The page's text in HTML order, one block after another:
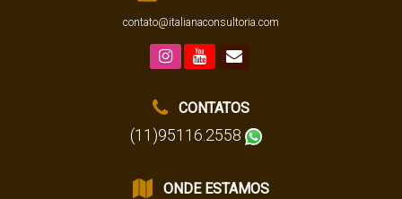
contato@italianaconsultoria.com
CONTATOS
(11)95116.2558
ONDE ESTAMOS